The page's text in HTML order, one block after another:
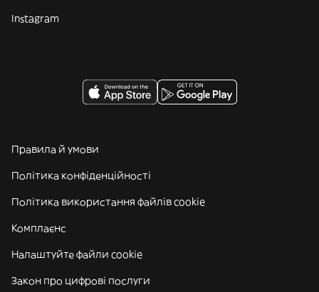
Instagram
Правила й умови
Політика конфіденційності
Політика використання файлів cookie
Комплаєнс
Налаштуйте файли cookie
Закон про цифрові послуги